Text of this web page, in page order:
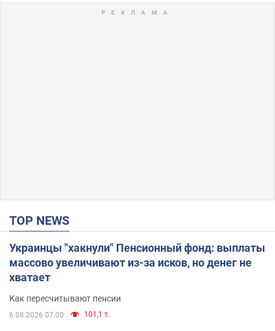
TOP NEWS
Украинцы "хакнули" Пенсионный фонд: выплаты
массово увеличивают из-за исков, но денег не
хватает
Как пересчитывают пенсии
6.08.2026 07:00 101,1 т.